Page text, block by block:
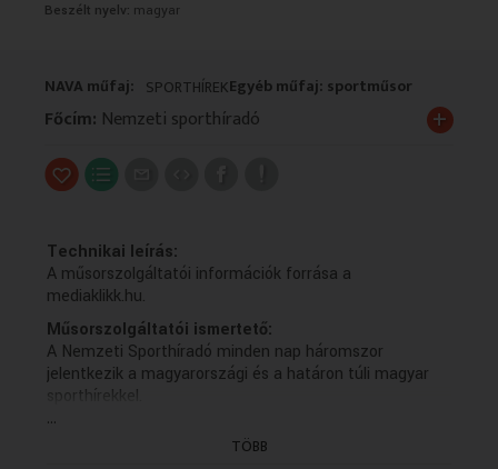
Beszélt nyelv: magyar
NAVA műfaj: SPORTHÍREKEgyéb műfaj: sportműsor
Főcím: Nemzeti sporthíradó +
Technikai leírás:
A műsorszolgáltatói információk forrása a
mediaklikk.hu.
Műsorszolgáltatói ismertető:
A Nemzeti Sporthíradó minden nap háromszor
jelentkezik a magyarországi és a határon túli magyar
sporthírekkel.
...
TÖBB